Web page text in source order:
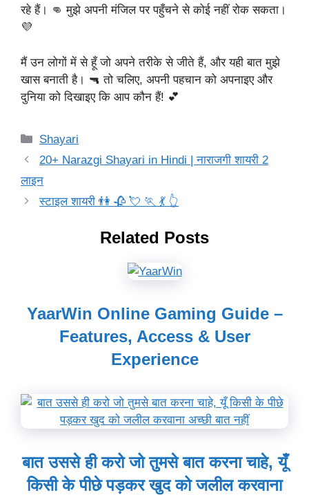
रहे हैं। 👊 मुझे अपनी मंजिल पर पहुँचने से कोई नहीं रोक सकता।
💜
मैं उन लोगों में से हूँ जो अपने तरीके से जीते हैं, और यही बात मुझे
खास बनाती है। 🔫 तो चलिए, अपनी पहचान को अपनाइए और
दुनिया को दिखाइए कि आप कौन हैं! 💕
Categories
Shayari
20+ Narazgi Shayari in Hindi | नाराजगी शायरी 2
लाइन
स्टाइल शायरी 👫 🥀 💘 🏃 💃 👆
Related Posts
YaarWin Online Gaming Guide –
Features, Access & User
Experience
बात उससे ही करो जो तुमसे बात करना चाहे, यूँ
किसी के पीछे पड़कर खुद को जलील करवाना